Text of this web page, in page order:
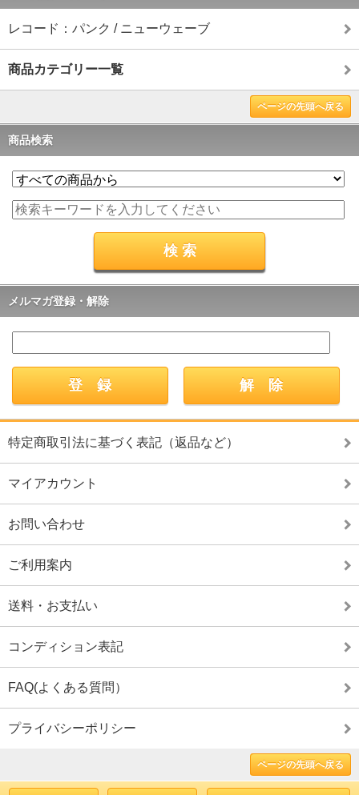
レコード：パンク / ニューウェーブ
商品カテゴリー一覧
ページの先頭へ戻る
商品検索
メルマガ登録・解除
特定商取引法に基づく表記（返品など）
マイアカウント
お問い合わせ
ご利用案内
送料・お支払い
コンディション表記
FAQ(よくある質問）
プライバシーポリシー
ページの先頭へ戻る